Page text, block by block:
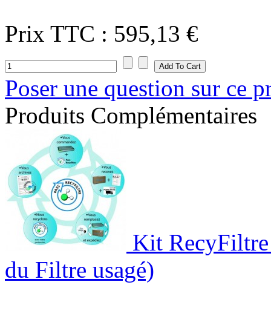
Prix ​​TTC : 595,13 €
Poser une question sur ce
Produits Complémentaires
Kit
du Filtre usagé)